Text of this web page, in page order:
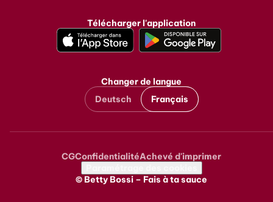
Télécharger l'application
Changer de langue
Deutsch
Français
Metanavigation
CGConfidentialitéAchevé d'imprimer
© Betty Bossi – Fais à ta sauce